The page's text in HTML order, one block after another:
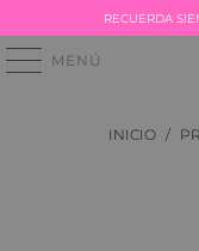
RECUERDA
MENÚ
INICIO /